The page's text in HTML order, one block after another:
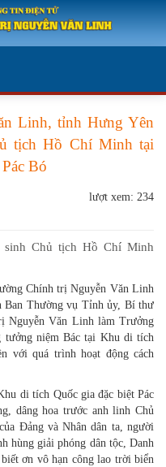
Linh, tỉnh Hưng Yên
tịch Hồ Chí Minh tại
Bó
lượt xem: 234
Chủ tịch Hồ Chí Minh
Chính trị Nguyễn Văn Linh
Ban Thường vụ Tỉnh ủy, Bí thư
Nguyễn Văn Linh làm Trưởng
tưởng niệm Bác tại Khu di tích
với quá trình hoạt động cách
di tích Quốc gia đặc biệt Pác
dâng hoa trước anh linh Chủ
Đảng và Nhân dân ta, người
hùng giải phóng dân tộc, Danh
ơn vô hạn công lao trời biển